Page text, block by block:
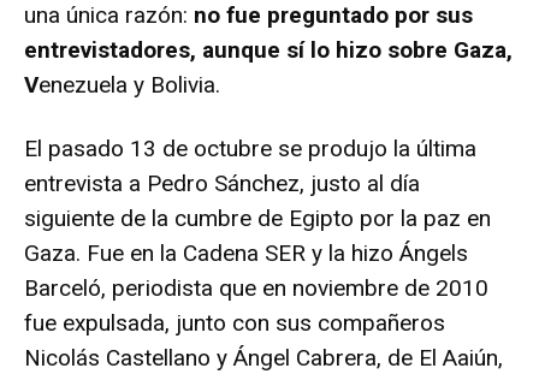
una única razón: no fue preguntado por sus
entrevistadores, aunque sílo hizo sobre Gaza,
Venezuela y Bolivia.
El pasado 13 de octubre se produjo la última
entrevista a Pedro Sánchez, justo al día
siguiente de la cumbre de Egipto por la paz en
Gaza. Fue en la Cadena SER y la hizo Ángels
Barceló, periodista que en noviembre de 2010
fue expulsada, junto con sus compañeros
Nicolás Castellano y Ángel Cabrera, de El Aaiún,